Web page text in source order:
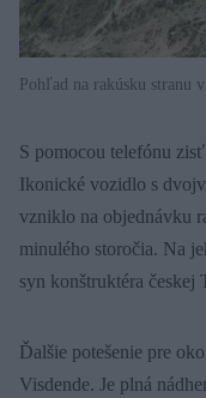
Pohľad na rakúsku stranu
S pomocou telefónu
Ikonické vozidlo s
vzniklo na objednávku
minulého storočia. Na
syn konštruktéra
Ďalšie potešenie pre
Visdende. Je plná